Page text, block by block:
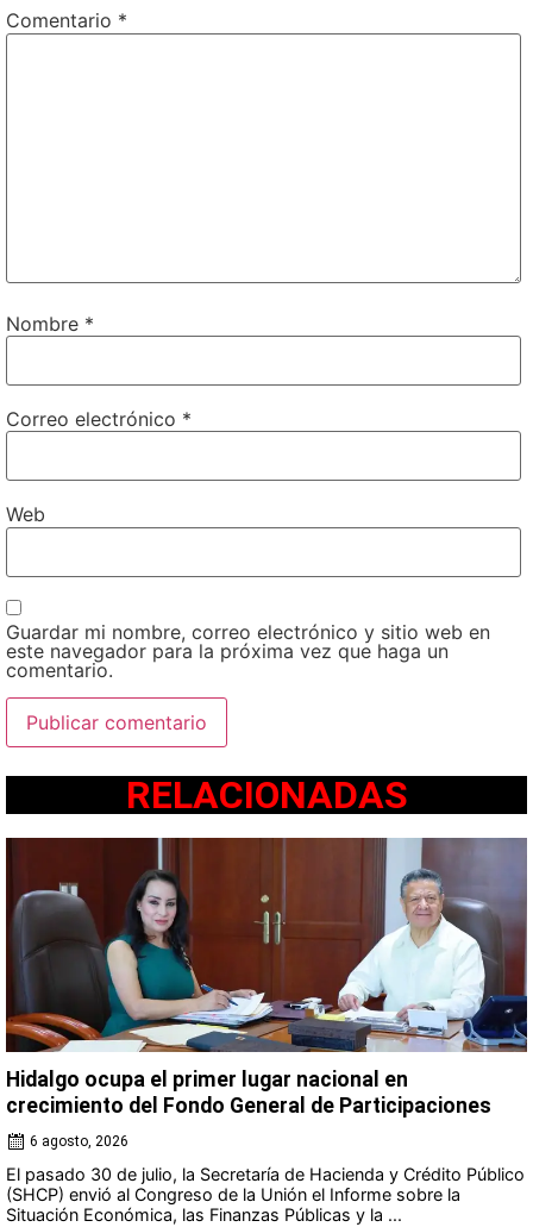
Comentario *
Nombre *
Correo electrónico *
Web
Guardar mi nombre, correo electrónico y sitio web en
este navegador para la próxima vez que haga un
comentario.
RELACIONADAS
Hidalgo ocupa el primer lugar nacional en
crecimiento del Fondo General de Participaciones
6 agosto, 2026
El pasado 30 de julio, la Secretaría de Hacienda y Crédito Público
(SHCP) envió al Congreso de la Unión el Informe sobre la
Situación Económica, las Finanzas Públicas y la ...